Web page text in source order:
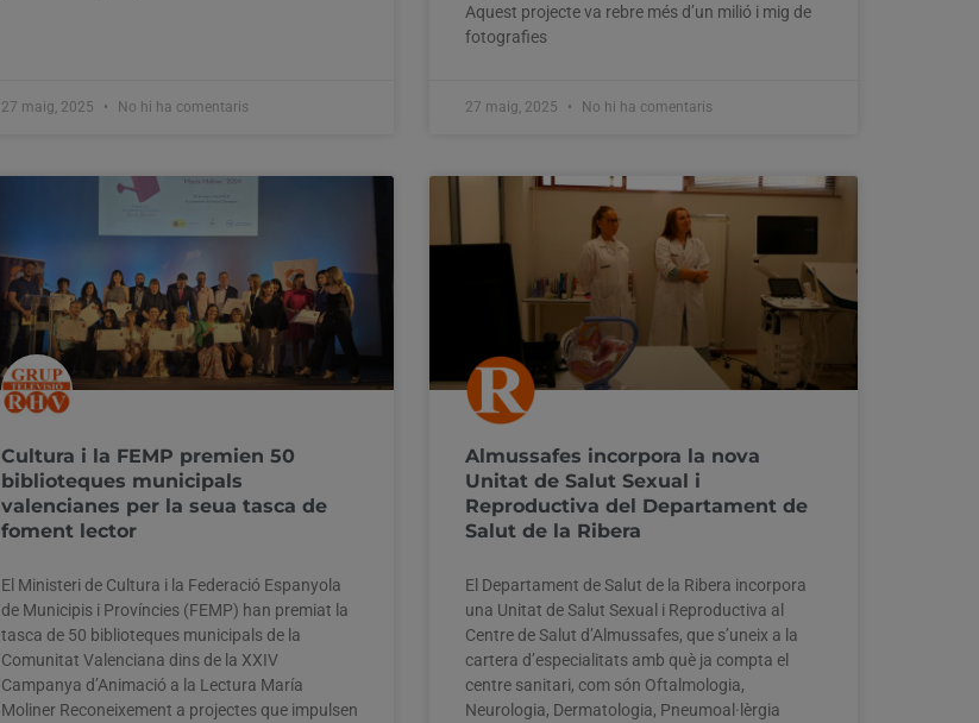
27 maig, 2025 No hi ha comentaris
Aquest projecte va rebre més d’un milió i mig de
fotografies
27 maig, 2025 No hi ha comentaris
Cultura i la FEMP premien 50
biblioteques municipals
valencianes per la seua tasca de
foment lector
El Ministeri de Cultura i la Federació Espanyola
de Municipis i Províncies (FEMP) han premiat la
tasca de 50 biblioteques municipals de la
Comunitat Valenciana dins de la XXIV
Campanya d’Animació a la Lectura María
Moliner Reconeixement a projectes que impulsen
Almussafes incorpora la nova
Unitat de Salut Sexual i
Reproductiva del Departament de
Salut de la Ribera
El Departament de Salut de la Ribera incorpora
una Unitat de Salut Sexual i Reproductiva al
Centre de Salut d’Almussafes, que s’uneix a la
cartera d’especialitats amb què ja compta el
centre sanitari, com són Oftalmologia,
Neurologia, Dermatologia, Pneumoal·lèrgia